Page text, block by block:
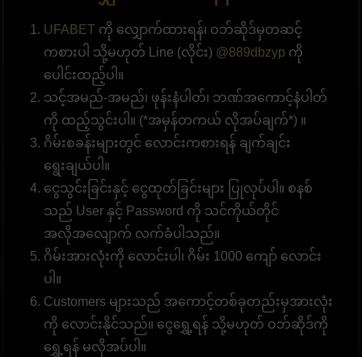
UFABET ကို လျှောက်ထားရန်၊ ဝဘ်ဆိုဒ်မှတဆင့်
ကစားပါ သို့မဟုတ် Line (လိုင်း) @889dbzyp ကို
ပေါင်းထည့်ပါ။
သင့်အမည်-အမည်၊ ဖုန်းနံပါတ်၊ ဘဏ်အကောင့်နံပါတ်
ကို ထည့်သွင်းပါ။ (*အမှန်တကယ် လိုအပ်ချက်*) ။
ဂိမ်းစခန်းများတွင် လောင်းကစားရန် ချက်ချင်း
ရွေးချယ်ပါ။
ငွေသွင်းခြင်းနှင့် ငွေထုတ်ခြင်းများ ပြုလုပ်ပါ။ စနစ်
သည် User နှင့် Password ကို သင်ကိုယ်တိုင်
အလိုအလျောက် လက်ခံပါသည်။
ဂိမ်းအားလုံးကို လောင်းပါ၊ ဂိမ်း 1000 ကျော် လောင်း
ပါ။
Customers များသည် အကောင့်တစ်ခုတည်းမှအားလုံး
ကို လောင်းနိုင်သည်။ ငွေရွှေ့ရန် သို့မဟုတ် ဝဘ်ဆိုဒ်ကို
ရွှေ့ရန် မလိုအပ်ပါ။